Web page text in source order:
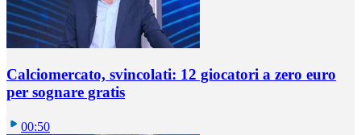
Calciomercato, svincolati: 12 giocatori a zero euro
per sognare gratis
00:50